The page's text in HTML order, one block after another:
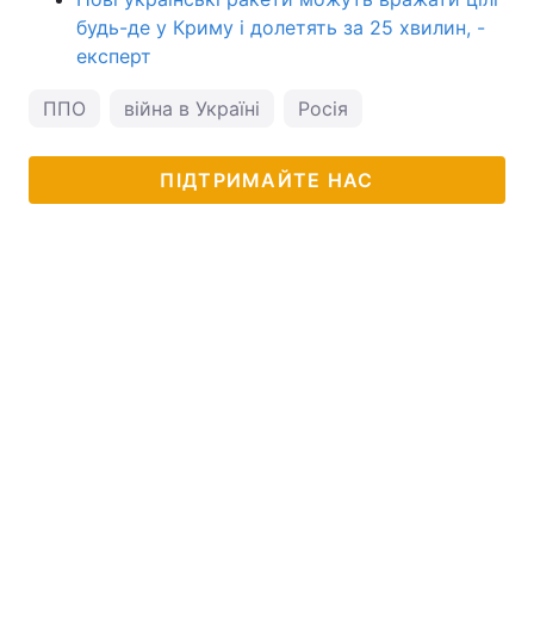
будь-де у Криму і долетять за 25 хвилин, -
експерт
ППО війна в Україні Росія
ПІДТРИМАЙТЕ НАС